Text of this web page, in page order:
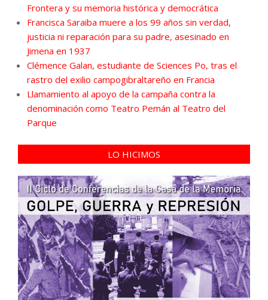
Frontera y su memoria histórica y democrática
Francisca Saraiba muere a los 99 años sin verdad,
justicia ni reparación para su padre, asesinado en
Jimena en 1937
Clémence Galan, estudiante de Sciences Po, tras el
rastro del exilio campogibraltareño en Francia
Llamamiento al apoyo de la campaña contra la
denominación como Teatro Pemán al Teatro del
Parque
LO HICIMOS